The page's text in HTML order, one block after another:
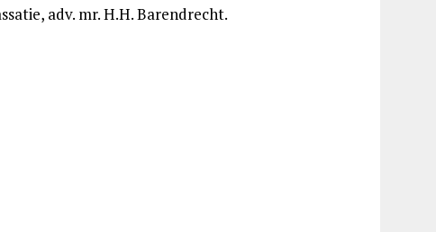
adv. mr. H.H. Barendrecht.